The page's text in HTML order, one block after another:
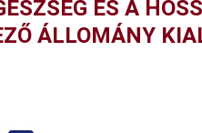
ÉS A
ÁLLOMÁNY